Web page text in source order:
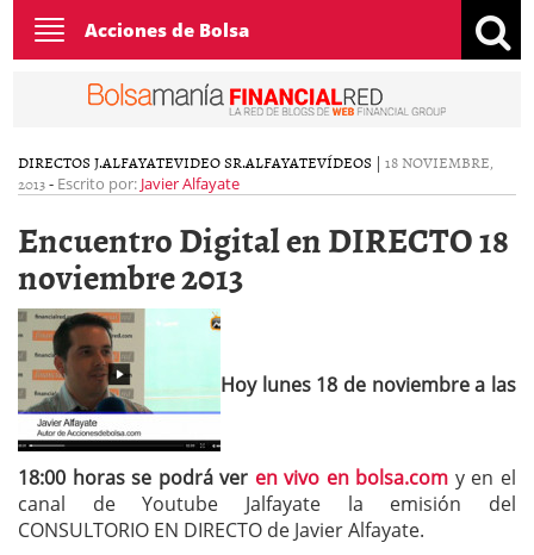
Toggle
navigation
Acciones de Bolsa
DIRECTOS J.ALFAYATEVIDEO SR.ALFAYATEVÍDEOS | 18 NOVIEMBRE,
2013- Escrito por: Javier Alfayate
Encuentro Digital en DIRECTO 18
noviembre 2013
Hoy lunes 18 de noviembre a las
18:00 horas se podrá ver en vivo en bolsa.com y en el
canal de Youtube Jalfayate la emisión del
CONSULTORIO EN DIRECTO de Javier Alfayate.